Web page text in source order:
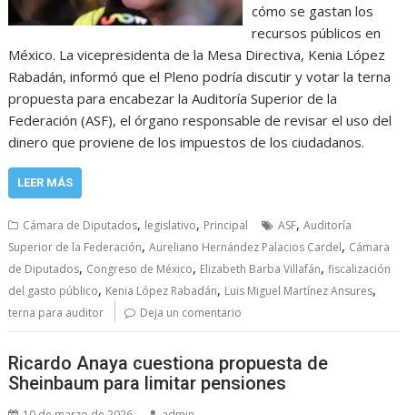
cómo se gastan los
recursos públicos en
México. La vicepresidenta de la Mesa Directiva, Kenia López
Rabadán, informó que el Pleno podría discutir y votar la terna
propuesta para encabezar la Auditoría Superior de la
Federación (ASF), el órgano responsable de revisar el uso del
dinero que proviene de los impuestos de los ciudadanos.
LEER MÁS
Cámara de Diputados, legislativo, Principal ASF,Auditoría
Superior de la Federación,Aureliano Hernández Palacios Cardel, Cámara
de Diputados, Congreso de México, Elizabeth Barba Villafán,fiscalización
del gasto público, Kenia López Rabadán, Luis Miguel Martínez Ansures,
terna para auditor Deja un comentario
Ricardo Anaya cuestiona propuesta de
Sheinbaum para limitar pensiones